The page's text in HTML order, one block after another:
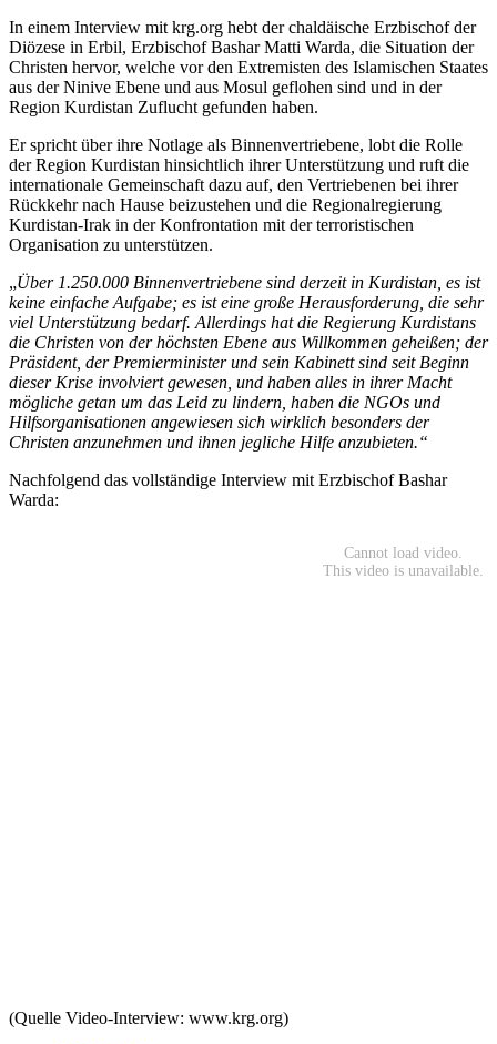
In einem Interview mit krg.org hebt der chaldäische Erzbischof der
Diözese in Erbil, Erzbischof Bashar Matti Warda, die Situation der
Christen hervor, welche vor den Extremisten des Islamischen Staates
aus der Ninive Ebene und aus Mosul geflohen sind und in der
Region Kurdistan Zuflucht gefunden haben.
Er spricht über ihre Notlage als Binnenvertriebene, lobt die Rolle
der Region Kurdistan hinsichtlich ihrer Unterstützung und ruft die
internationale Gemeinschaft dazu auf, den Vertriebenen bei ihrer
Rückkehr nach Hause beizustehen und die Regionalregierung
Kurdistan-Irak in der Konfrontation mit der terroristischen
Organisation zu unterstützen.
„Über 1.250.000 Binnenvertriebene sind derzeit in Kurdistan, es ist
keine einfache Aufgabe; es ist eine große Herausforderung, die sehr
viel Unterstützung bedarf. Allerdings hat die Regierung Kurdistans
die Christen von der höchsten Ebene aus Willkommen geheißen; der
Präsident, der Premierminister und sein Kabinett sind seit Beginn
dieser Krise involviert gewesen, und haben alles in ihrer Macht
mögliche getan um das Leid zu lindern, haben die NGOs und
Hilfsorganisationen angewiesen sich wirklich besonders der
Christen anzunehmen und ihnen jegliche Hilfe anzubieten.“
Nachfolgend das vollständige Interview mit Erzbischof Bashar
Warda:
(Quelle Video-Interview: www.krg.org)